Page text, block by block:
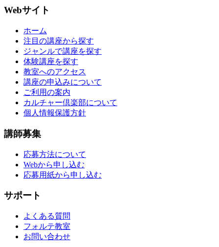
Webサイト
ホーム
注目の講座から探す
ジャンルで講座を探す
体験講座を探す
教室へのアクセス
講座の申込みについて
ご利用の案内
カルチャー倶楽部について
個人情報保護方針
講師募集
応募方法について
Webから申し込む
応募用紙から申し込む
サポート
よくある質問
フォルテ教室
お問い合わせ